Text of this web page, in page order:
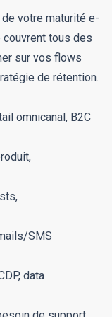
votre maturité e-
couvrent tous des
sur vos flows
de rétention.
omnicanal, B2C
SMS
data